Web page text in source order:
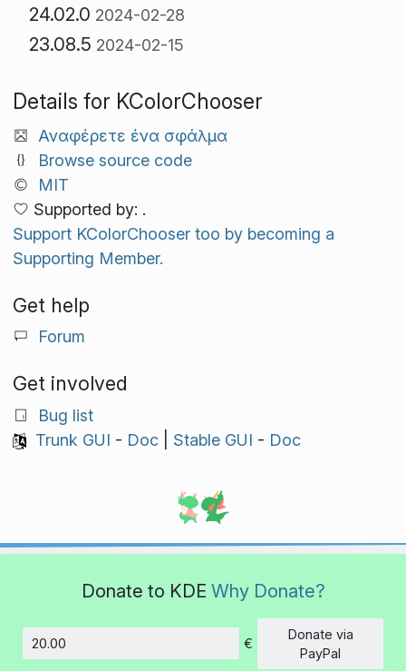
24.02.0 2024-02-28
23.08.5 2024-02-15
Details for KColorChooser
Αναφέρετε ένα σφάλμα
Browse source code
MIT
Supported by: .
Support KColorChooser too by becoming a
Supporting Member.
Get help
Forum
Get involved
Bug list
Trunk GUI - Doc| Stable GUI - Doc
Donate to KDE Why Donate?
Amount
€
Donate via
PayPal